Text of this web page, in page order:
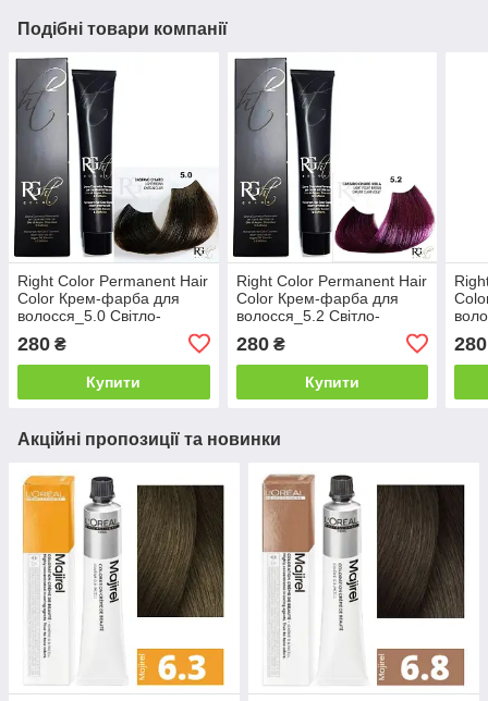
Подібні товари компанії
Right Color Permanent Hair
Color Крем-фарба для
волосся_5.0 Світло-
280 ₴
Купити
Right Color Permanent Hair
Color Крем-фарба для
волосся_5.2 Світло-
100мл
280₴
Купити
280
Акційні пропозиції та новинки